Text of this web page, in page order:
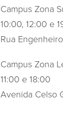
Campus Zona
10:00, 12:00 e
Rua
Campus Zona
11:00 e 18:00
Avenida Celso